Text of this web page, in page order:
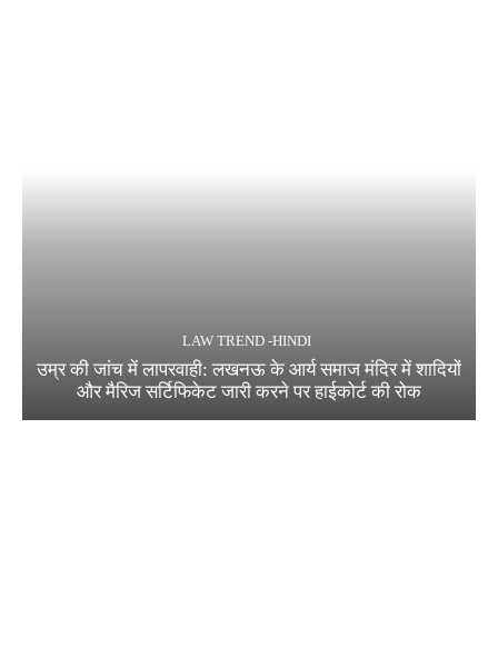
LAW TREND -HINDI
उम्र की जांच में लापरवाही: लखनऊ के आर्य समाज मंदिर में शादियों
और मैरिज सर्टिफिकेट जारी करने पर हाईकोर्ट की रोक